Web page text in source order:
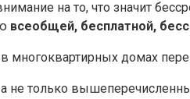
на то, что значит
всеобщей, бесплатной,
многоквартирных домах
только